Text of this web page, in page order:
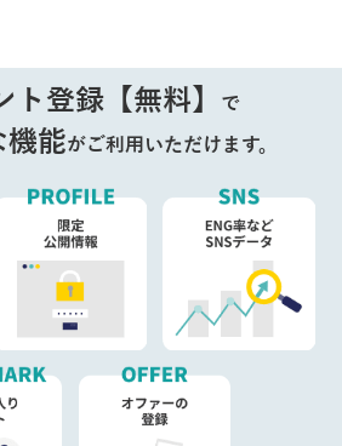
ト登録【無料】 で
機能がご利用いただけます。